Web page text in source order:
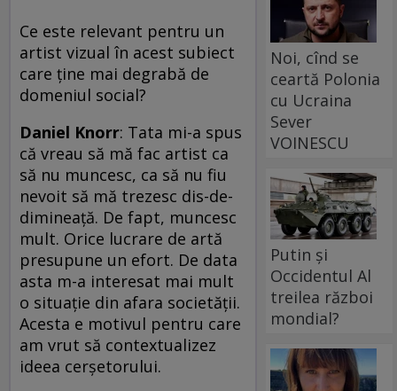
Ce este relevant pentru un
artist vizual în acest subiect
care ţine mai degrabă de
domeniul social?
Daniel Knorr: Tata mi-a spus
că vreau să mă fac artist ca
să nu muncesc, ca să nu fiu
nevoit să mă trezesc dis-de-
dimineaţă. De fapt, muncesc
mult. Orice lucrare de artă
presupune un efort. De data
asta m-a interesat mai mult
o situaţie din afara societăţii.
Acesta e motivul pentru care
am vrut să contextualizez
ideea cerşetorului.
Noi, cînd se
ceartă Polonia
cu Ucraina
Sever
VOINESCU
Putin și
Occidentul Al
treilea război
mondial?